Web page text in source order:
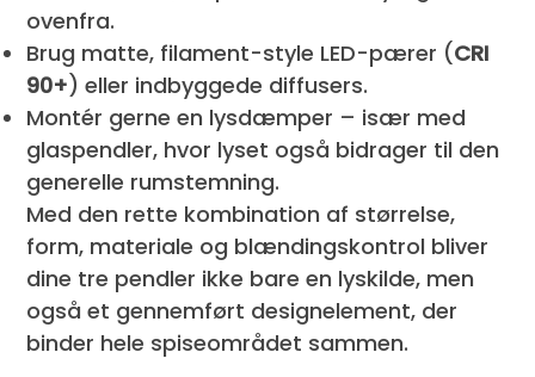
ovenfra.
Brug matte, filament-style LED-pærer (CRI
90+) eller indbyggede diffusers.
Montér gerne en lysdæmper – især med
glaspendler, hvor lyset også bidrager til den
generelle rumstemning.
Med den rette kombination af størrelse,
form, materiale og blændingskontrol bliver
dine tre pendler ikke bare en lyskilde, men
også et gennemført designelement, der
binder hele spiseområdet sammen.